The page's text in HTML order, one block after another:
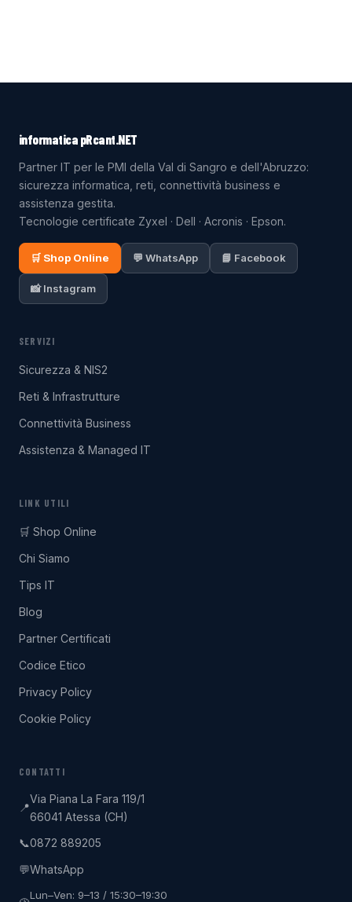
informatica pRcant.NET
Partner IT per le PMI della Val di Sangro e dell'Abruzzo:
sicurezza informatica, reti, connettività business e
assistenza gestita.
Tecnologie certificate Zyxel · Dell · Acronis · Epson.
🛒 Shop Online 💬 WhatsApp 📘 Facebook
📸 Instagram
SERVIZI
Sicurezza & NIS2
Reti & Infrastrutture
Connettività Business
Assistenza & Managed IT
LINK UTILI
🛒 Shop Online
Chi Siamo
Tips IT
Blog
Partner Certificati
Codice Etico
Privacy Policy
Cookie Policy
CONTATTI
📍
Via Piana La Fara 119/1
66041 Atessa (CH)
📞0872 889205
💬WhatsApp
Lun–Ven: 9–13 / 15:30–19:30